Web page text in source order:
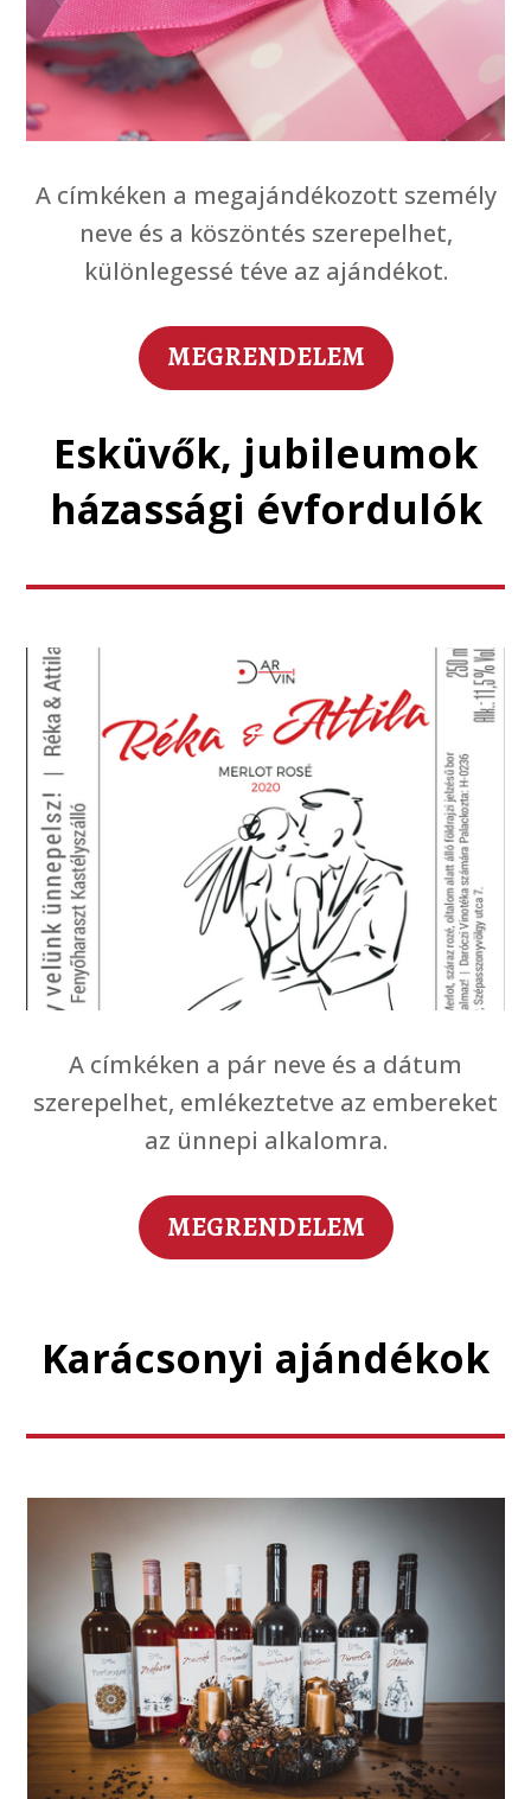
A címkéken a megajándékozott személy
neve és a köszöntés szerepelhet,
különlegessé téve az ajándékot.
MEGRENDELEM
Esküvők, jubileumok
házassági évfordulók
A címkéken a pár neve és a dátum
szerepelhet, emlékeztetve az embereket
az ünnepi alkalomra.
MEGRENDELEM
Karácsonyi ajándékok